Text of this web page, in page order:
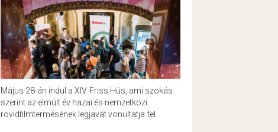
Május 28-án indul a XIV. Friss Hús, ami szokás
szerint az elmúlt év hazai és nemzetközi
rövidfilmtermésének legjavát vonultatja fel.